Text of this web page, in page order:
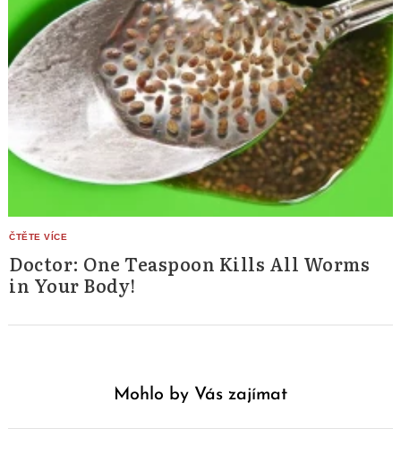
Doctor: One Teaspoon Kills All Worms
in Your Body!
Mohlo by Vás zajímat